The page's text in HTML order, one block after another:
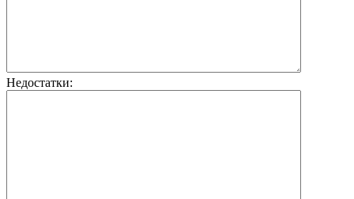
Недостатки: